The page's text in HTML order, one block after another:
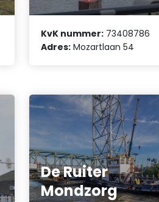
KvK nummer: 73408786
Adres: Mozartlaan 54
De Ruiter
Mondzorg